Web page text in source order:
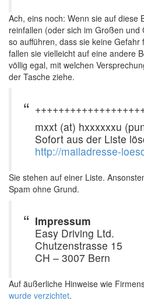
Ach, eins noch: Wenn sie auf diese
reinfallen (oder sich im Großen
so aufführen, dass sie keine
fallen sie vielleicht auf eine andere
völlig egal, mit welchen
der Tasche ziehe.
mxxt (at) hxxxxxxu
Sofort aus der Liste
http://mailadresse-
Sie stehen auf einer Liste.
Spam ohne Grund.
Impressum
Easy Driving Ltd.
Chutzenstrasse 15
CH – 3007 Bern
Auf äußerliche Hinweise wie
wurde verzichtet.